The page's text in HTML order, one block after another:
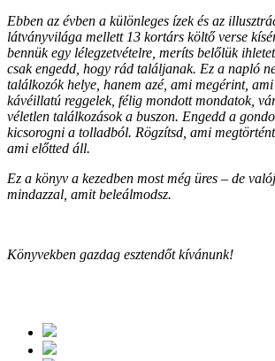
Ebben az évben a különleges ízek és az
látványvilága mellett 13 kortárs költő verse
bennük egy lélegzetvételre, meríts belőlük
csak engedd, hogy rád találjanak. Ez a napló
találkozók helye, hanem azé, ami megérint,
kávéillatú reggelek, félig mondott mondatok,
véletlen találkozások a buszon. Engedd a
kicsorogni a tolladból. Rögzítsd, ami
ami előtted áll.
Ez a könyv a kezedben most még üres – de
mindazzal, amit beleálmodsz.
Könyvekben gazdag esztendőt kívánunk!